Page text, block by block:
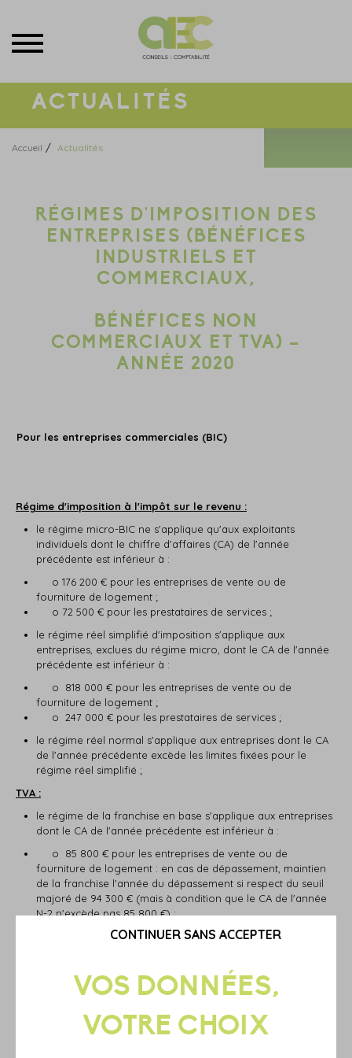
ACTUALITÉS
Accueil / Actualités
RÉGIMES D'IMPOSITION DES
ENTREPRISES (BÉNÉFICES
INDUSTRIELS ET
COMMERCIAUX,
BÉNÉFICES NON
COMMERCIAUX ET TVA) –
ANNÉE 2020
Pour les entreprises commerciales (BIC)
Régime d'imposition à l'impôt sur le revenu :
le régime micro-BIC ne s'applique qu'aux exploitants
individuels dont le chiffre d'affaires (CA) de l'année
précédente est inférieur à :
o 176 200 € pour les entreprises de vente ou de
fourniture de logement ;
o 72 500 € pour les prestataires de services ;
le régime réel simplifié d'imposition s'applique aux
entreprises, exclues du régime micro, dont le CA de l'année
précédente est inférieur à :
o 818 000 € pour les entreprises de vente ou de
fourniture de logement ;
o 247 000 € pour les prestataires de services ;
le régime réel normal s'applique aux entreprises dont le CA
de l'année précédente excède les limites fixées pour le
régime réel simplifié ;
TVA :
le régime de la franchise en base s'applique aux entreprises
dont le CA de l'année précédente est inférieur à :
o 85 800 € pour les entreprises de vente ou de
fourniture de logement : en cas de dépassement, maintien
de la franchise l'année du dépassement si respect du seuil
majoré de 94 300 € (mais à condition que le CA de l'année
N-2 n'excède pas 85 800 €) ;
o 34 400 € pour les prestataires de services : en cas de
dépassement, maintien de la franchise l'année du
condition que le CA de l'année N-2 n'excède pas 34 400 €) ;
le régime simplifié d'imposition s'applique aux entreprises ne
l'année précédente est inférieur à :
CONTINUER SANS ACCEPTER